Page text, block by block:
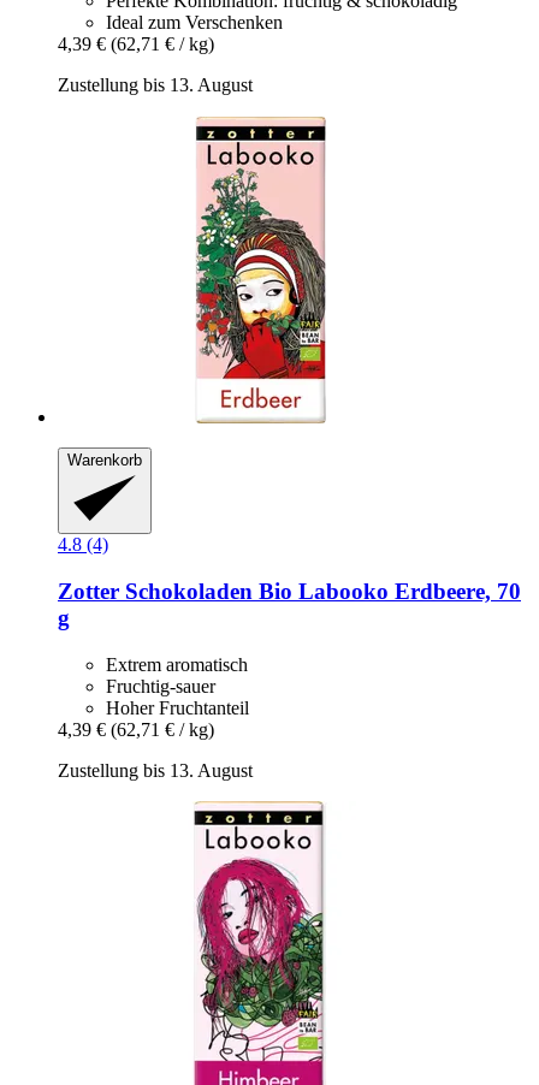
Ideal zum Verschenken
4,39 € (62,71 € / kg)
Zustellung bis 13. August
Warenkorb
4.8 (4)
Zotter Schokoladen Bio Labooko Erdbeere, 70
g
Extrem aromatisch
Fruchtig-sauer
Hoher Fruchtanteil
4,39 € (62,71 € / kg)
Zustellung bis 13. August